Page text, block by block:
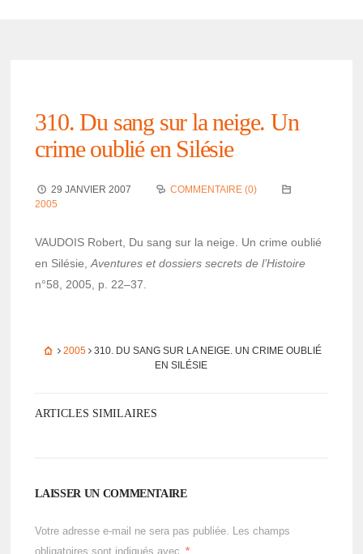
310. Du sang sur la neige. Un
crime oublié en Silé­sie
29 JANVIER 2007
COMMENTAIRE (0)
2005
VAUDOIS Robert, Du sang sur la neige. Un crime oublié
en Silé­sie,Aven­tures et dossiers secrets de l’His­toire
n°58, 2005, p. 22–37.
2005 310. DU SANG SUR LA NEIGE. UN CRIME OUBLIÉ
EN SILÉ­SIE
ARTICLES SIMILAIRES
LAISSER UN COMMENTAIRE
Votre adresse e-mail ne sera pas publiée. Les champs
obligatoires sont indiqués avec
*